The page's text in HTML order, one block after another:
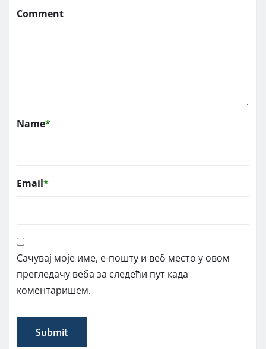
Comment
Name*
Email*
Сачувај моје име, е-пошту и веб место у овом
прегледачу веба за следећи пут када
коментаришем.